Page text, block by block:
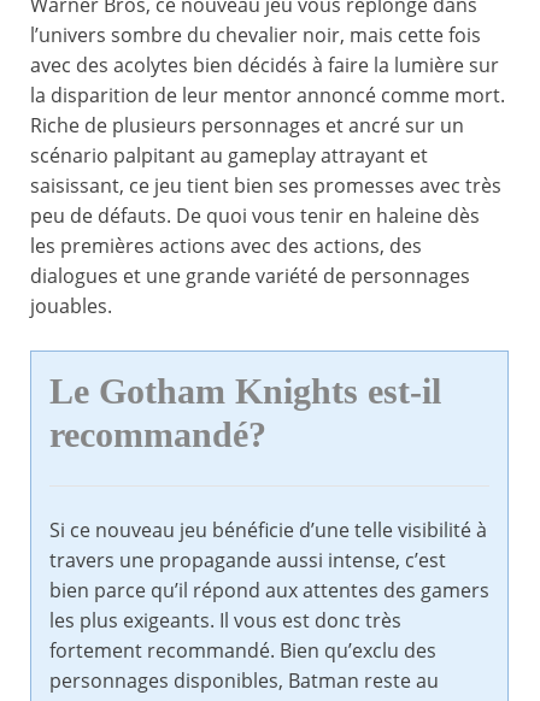
l’univers sombre du chevalier noir, mais cette fois
avec des acolytes bien décidés à faire la lumière sur
la disparition de leur mentor annoncé comme mort.
Riche de plusieurs personnages et ancré sur un
scénario palpitant au gameplay attrayant et
saisissant, ce jeu tient bien ses promesses avec très
peu de défauts. De quoi vous tenir en haleine dès
les premières actions avec des actions, des
dialogues et une grande variété de personnages
jouables.
Le Gotham Knights est-il
recommandé?
Si ce nouveau jeu bénéficie d’une telle visibilité à
travers une propagande aussi intense, c’est
bien parce qu’il répond aux attentes des gamers
les plus exigeants. Il vous est donc très
fortement recommandé. Bien qu’exclu des
personnages disponibles, Batman reste au